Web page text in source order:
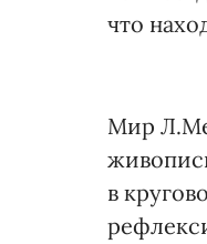
что
Мир
в